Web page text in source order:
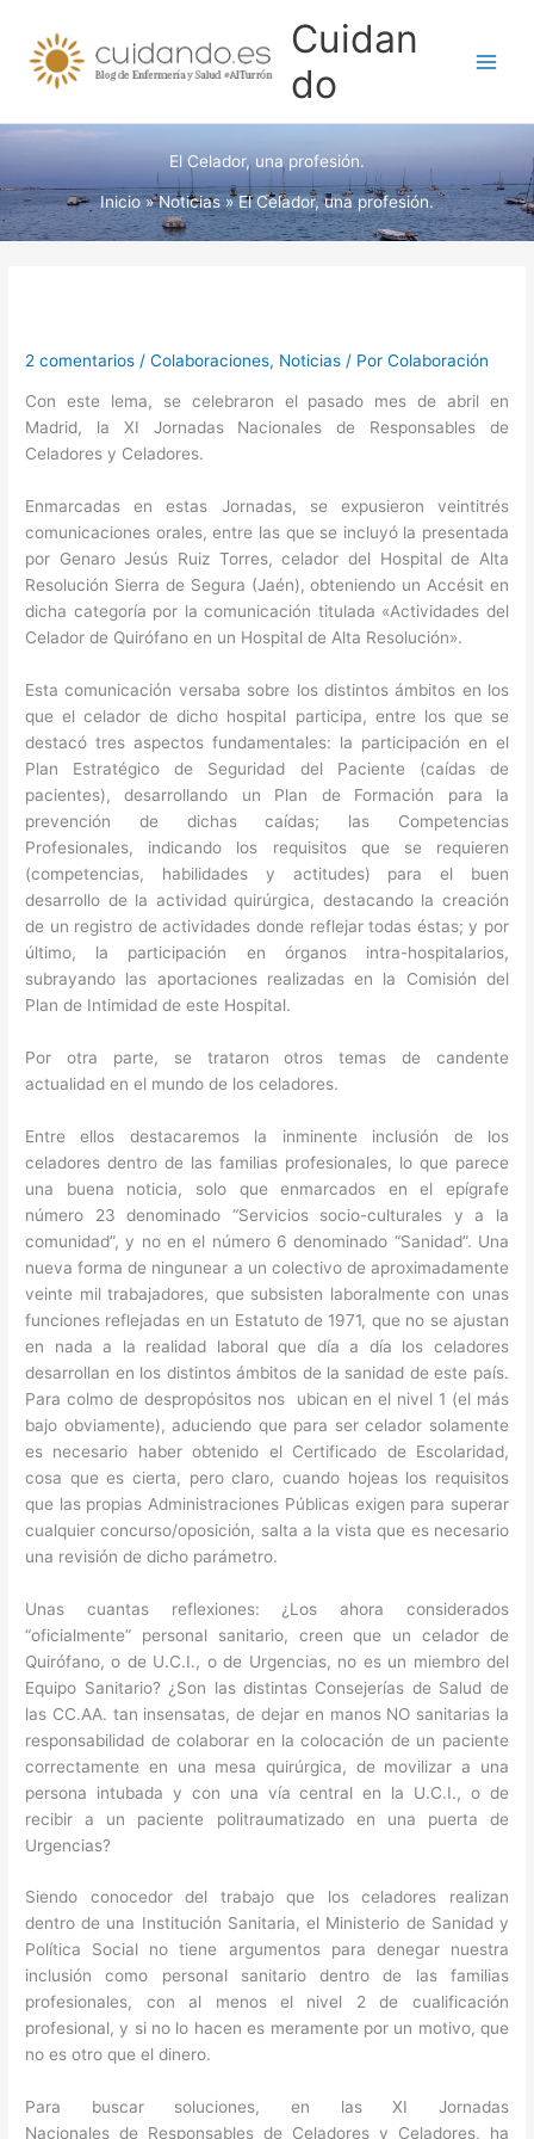
contenido
Cuidan
do
El Celador, una profesión.
Inicio Noticias El Celador, una profesión.
2 comentarios /Colaboraciones, Noticias / PorColaboración
Con este lema, se celebraron el pasado mes de abril en
Madrid, la XI Jornadas Nacionales de Responsables de
Celadores y Celadores.
Enmarcadas en estas Jornadas, se expusieron veintitrés
comunicaciones orales, entre las que se incluyó la presentada
por Genaro Jesús Ruiz Torres, celador del Hospital de Alta
Resolución Sierra de Segura (Jaén), obteniendo un Accésit en
dicha categoría por la comunicación titulada «Actividades del
Celador de Quirófano en un Hospital de Alta Resolución».
Esta comunicación versaba sobre los distintos ámbitos en los
que el celador de dicho hospital participa, entre los que se
destacó tres aspectos fundamentales: la participación en el
Plan Estratégico de Seguridad del Paciente (caídas de
pacientes), desarrollando un Plan de Formación para la
prevención de dichas caídas; las Competencias
Profesionales, indicando los requisitos que se requieren
(competencias, habilidades y actitudes) para el buen
desarrollo de la actividad quirúrgica, destacando la creación
de un registro de actividades donde reflejar todas éstas; y por
último, la participación en órganos intra-hospitalarios,
subrayando las aportaciones realizadas en la Comisión del
Plan de Intimidad de este Hospital.
Por otra parte, se trataron otros temas de candente
actualidad en el mundo de los celadores.
Entre ellos destacaremos la inminente inclusión de los
celadores dentro de las familias profesionales, lo que parece
una buena noticia, solo que enmarcados en el epígrafe
número 23 denominado “Servicios socio-culturales y a la
comunidad”, y no en el número 6 denominado “Sanidad”. Una
nueva forma de ningunear a un colectivo de aproximadamente
veinte mil trabajadores, que subsisten laboralmente con unas
funciones reflejadas en un Estatuto de 1971, que no se ajustan
en nada a la realidad laboral que día a día los celadores
desarrollan en los distintos ámbitos de la sanidad de este país.
Para colmo de despropósitos nos ubican en el nivel 1 (el más
bajo obviamente), aduciendo que para ser celador solamente
es necesario haber obtenido el Certificado de Escolaridad,
cosa que es cierta, pero claro, cuando hojeas los requisitos
que las propias Administraciones Públicas exigen para superar
cualquier concurso/oposición, salta a la vista que es necesario
una revisión de dicho parámetro.
Unas cuantas reflexiones: ¿Los ahora considerados
“oficialmente” personal sanitario, creen que un celador de
Quirófano, o de U.C.I., o de Urgencias, no es un miembro del
Equipo Sanitario? ¿Son las distintas Consejerías de Salud de
las CC.AA. tan insensatas, de dejar en manos NO sanitarias la
responsabilidad de colaborar en la colocación de un paciente
correctamente en una mesa quirúrgica, de movilizar a una
persona intubada y con una vía central en la U.C.I., o de
recibir a un paciente politraumatizado en una puerta de
Urgencias?
Siendo conocedor del trabajo que los celadores realizan
dentro de una Institución Sanitaria, el Ministerio de Sanidad y
Política Social no tiene argumentos para denegar nuestra
inclusión como personal sanitario dentro de las familias
profesionales, con al menos el nivel 2 de cualificación
profesional, y si no lo hacen es meramente por un motivo, que
no es otro que el dinero.
Para buscar soluciones, en las XI Jornadas
Nacionales de Responsables de Celadores y Celadores, ha